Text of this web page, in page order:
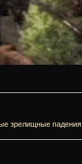
зрелищные падения.